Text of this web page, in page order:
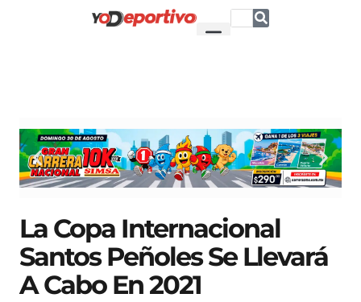
La Copa Internacional
Santos Peñoles Se Llevará
A Cabo En 2021